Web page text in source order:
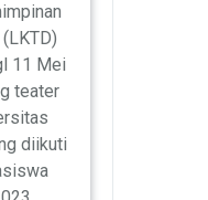
11 Mei
teater
diikuti